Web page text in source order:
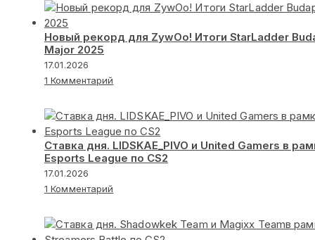
Новый рекорд для ZywOo! Итоги StarLadder
Major 2025
17.01.2026
1 Комментарий
Ставка дня. LIDSKAE_PIVO и United Gamers в
Esports League по CS2
17.01.2026
1 Комментарий